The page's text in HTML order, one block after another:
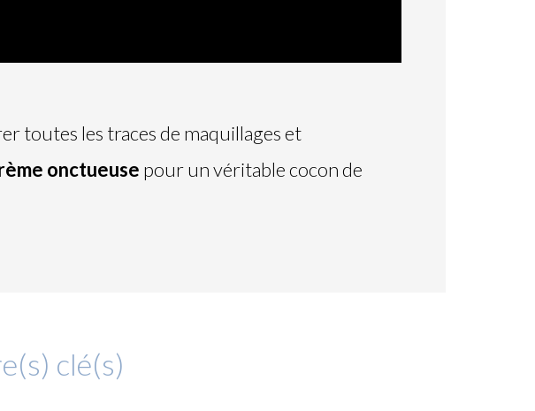
toutes les traces de maquillages et
onctueuse pour un véritable cocon de
clé(s)